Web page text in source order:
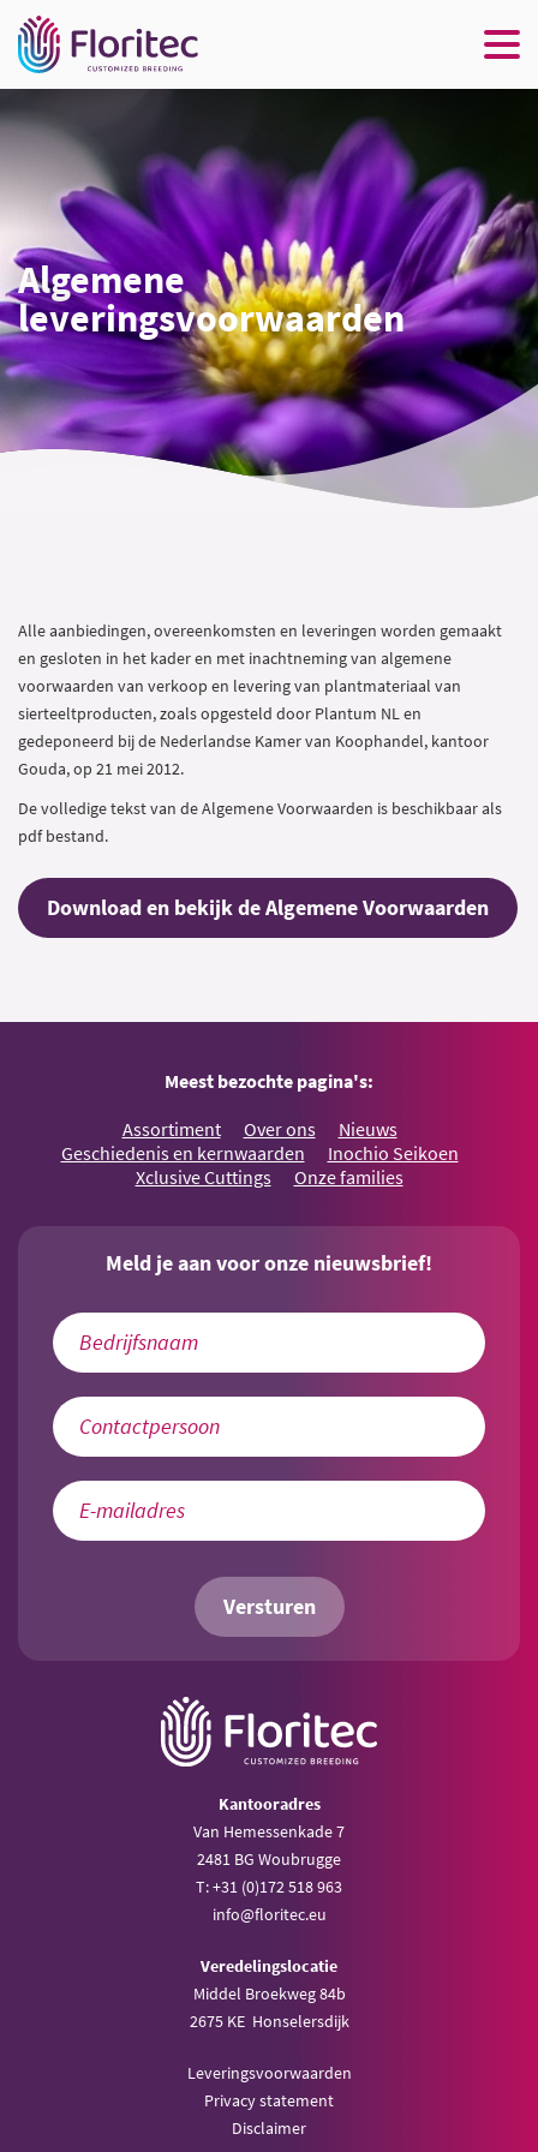
Algemene
leveringsvoorwaarden
Alle aanbiedingen, overeenkomsten en leveringen worden gemaakt
en gesloten in het kader en met inachtneming van algemene
voorwaarden van verkoop en levering van plantmateriaal van
sierteeltproducten, zoals opgesteld door Plantum NL en
gedeponeerd bij de Nederlandse Kamer van Koophandel, kantoor
Gouda, op 21 mei 2012.
De volledige tekst van de Algemene Voorwaarden is beschikbaar als
pdf bestand.
Download en bekijk de Algemene Voorwaarden
Meest bezochte pagina's:
Assortiment Over ons
Nieuws
Geschiedenis en kernwaarden
Inochio Seikoen
Xclusive Cuttings
Onze families
Meld je aan voor onze nieuwsbrief!
Versturen
Kantooradres
Van Hemessenkade 7
2481 BG Woubrugge
T: +31 (0)172 518 963
info@floritec.eu
Veredelingslocatie
Middel Broekweg 84b
2675 KE Honselersdijk
Leveringsvoorwaarden
Privacy statement
Disclaimer